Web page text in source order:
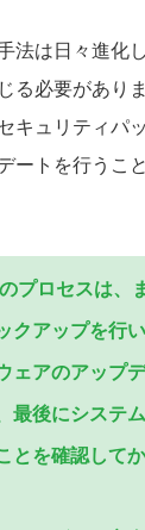
法は日々進化
る必要がありま
キュリティパ
ートを行うこ
プロセスは、
クアップを行い
ェアのアップ
最後にシステ
とを確認して